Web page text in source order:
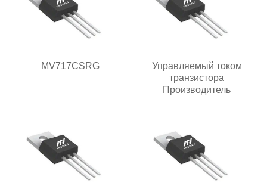
MV717CSRG
Управляемый током
транзистора
Производитель